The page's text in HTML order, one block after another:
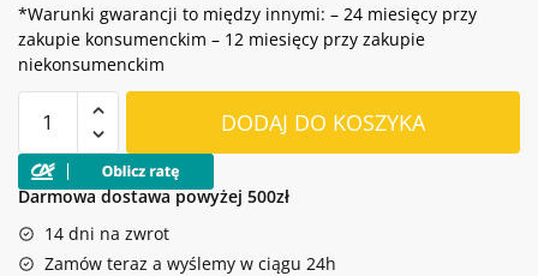
*Warunki gwarancji to między innymi: – 24 miesięcy przy
zakupie konsumenckim – 12 miesięcy przy zakupie
niekonsumenckim
ROZDRABNIARKA
DO
GAŁĘZI
DODAJ DO KOSZYKA
Darmowa dostawa powyżej 500zł
14 dni na zwrot
Zamów teraz a wyślemy w ciągu 24h